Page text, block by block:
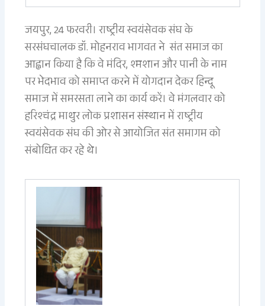
जयपुर, 24 फरवरी। राष्ट्रीय स्वयंसेवक संघ के
सरसंघचालक डॉ. मोहनराव भागवत ने संत समाज का
आह्वान किया है कि वे मंदिर, श्मशान और पानी के नाम
पर भेदभाव को समाप्त करने में योगदान देकर हिन्दू
समाज में समरसता लाने का कार्य करें। वे मंगलवार को
हरिश्चंद्र माथुर लोक प्रशासन संस्थान में राष्ट्रीय
स्वयंसेवक संघ की ओर से आयोजित संत समागम को
संबोधित कर रहे थे।